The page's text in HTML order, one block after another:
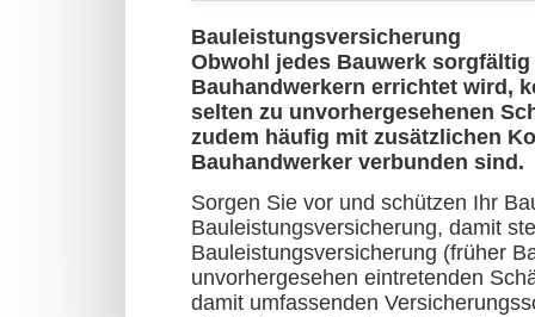
Bauleistungsversicherung
Obwohl jedes Bauwerk
Bauhandwerkern errichtet wird,
selten zu unvorhergesehenen
zudem häufig mit zusätzlichen
Bauhandwerker verbunden sind.
Sorgen Sie vor und schützen Ihr
Bauleistungsversicherung, damit
Bauleistungsversicherung (früher
unvorhergesehen eintretenden
damit umfassenden